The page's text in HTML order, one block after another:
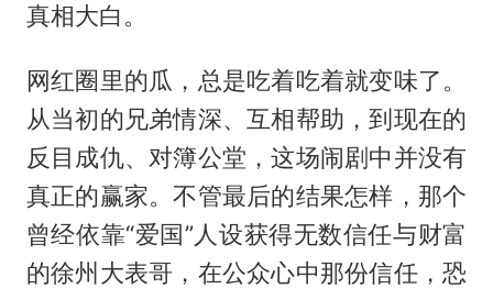
真相大白。
网红圈里的瓜，总是吃着吃着就变味了。
从当初的兄弟情深、互相帮助，到现在的
反目成仇、对簿公堂，这场闹剧中并没有
真正的赢家。不管最后的结果怎样，那个
曾经依靠“爱国”人设获得无数信任与财富
的徐州大表哥，在公众心中那份信任，恐